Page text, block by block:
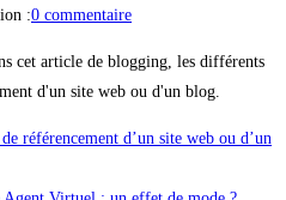
:0 commentaire
cet article de blogging, les différents
d'un site web ou d'un blog.
référencement d’un site web ou d’un